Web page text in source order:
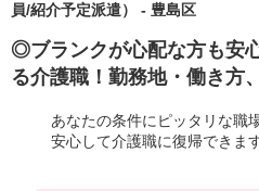
員/紹介予定派遣） - 豊島区
◎ブランクが心配な方も
る介護職！勤務地・働き方
あなたの条件にピッタリな職
安心して介護職に復帰できま